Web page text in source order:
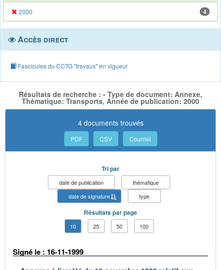
2000 4
Accès direct
Fascicules du CCTG "travaux" en vigueur
Résultats de recherche : - Type de document: Annexe,
Thématique: Transports, Année de publication: 2000
4 documents trouvés
PDF CSV Courriel
Tri par
date de publication
thématique
date de signature
type
Résultats par page
10 25 50 100
Signé le : 16-11-1999